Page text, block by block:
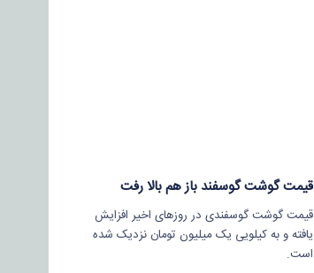
قیمت گوشت گوسفند باز هم بالا رفت
قیمت گوشت گوسفندی در روزهای اخیر افزایش
یافته و به کیلویی یک میلیون تومان نزدیک شده
است.